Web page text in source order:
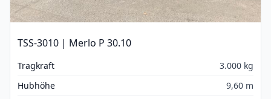
TSS-3010 | Merlo P 30.10
Tragkraft
3.000 kg
Hubhöhe
9,60 m